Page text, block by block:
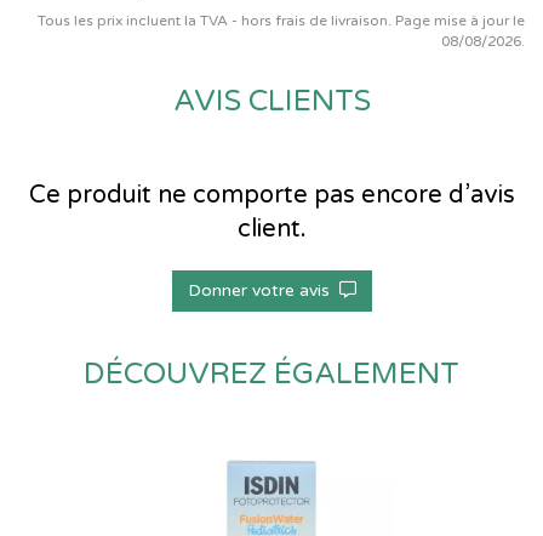
Tous les prix incluent la TVA - hors frais de livraison. Page mise à jour le
08/08/2026.
AVIS CLIENTS
Ce produit ne comporte pas encore d’avis
client.
Donner votre avis
DÉCOUVREZ ÉGALEMENT